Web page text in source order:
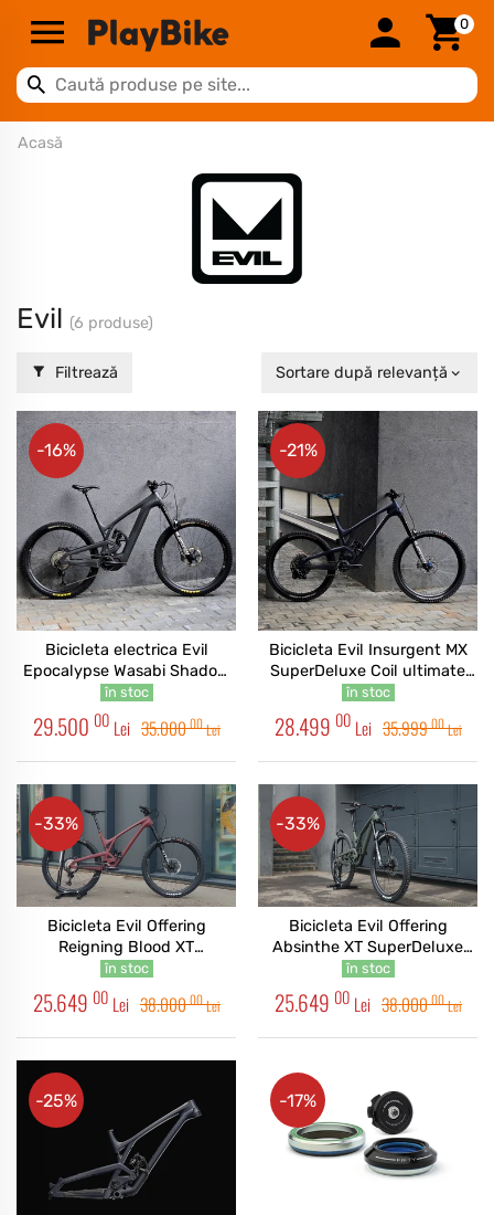
0
Acasă
Evil (6 produse)
Filtrează Sortare după relevanță
Bicicleta electrica Evil
Epocalypse Wasabi Shadow
XT Super Deluxe Industry9
în stoc
29.500 00 Lei 35.00000Lei
-16%
Bicicleta Evil Insurgent MX
SuperDeluxe Coil ultimate
Custom
în stoc
28.499 00 Lei 35.99900Lei
-21%
Bicicleta Evil Offering
Reigning Blood XT
SuperDeluxe Ultimate
în stoc
25.649 00 Lei 38.00000Lei
-33%
Bicicleta Evil Offering
Absinthe XT SuperDeluxe
ultimate
în stoc
25.649 00 Lei 38.00000Lei
-33%
-25% -17%